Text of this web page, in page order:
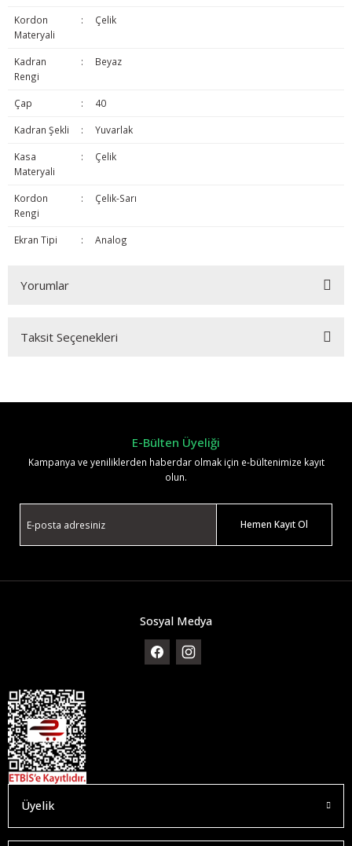
Kordon
Materyali
: Çelik
Kadran
Rengi
: Beyaz
Çap : 40
Kadran Şekli : Yuvarlak
Kasa
Materyali
: Çelik
Kordon
Rengi
: Çelik-Sarı
Ekran Tipi : Analog
Yorumlar
Taksit Seçenekleri
E-Bülten Üyeliği
Kampanya ve yeniliklerden haberdar olmak için e-bültenimize kayıt
olun.
Hemen Kayıt Ol
Sosyal Medya
Üyelik